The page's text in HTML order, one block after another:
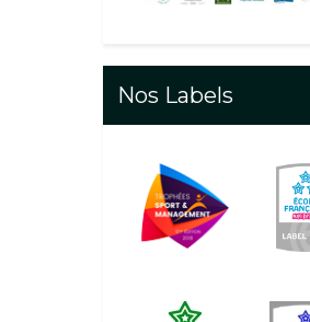
Nos Labels